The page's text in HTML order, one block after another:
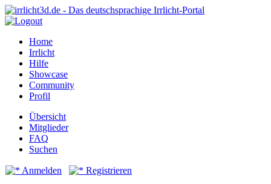
Home
Irrlicht
Hilfe
Showcase
Community
Profil
Übersicht
Mitglieder
FAQ
Suchen
Anmelden Registrieren